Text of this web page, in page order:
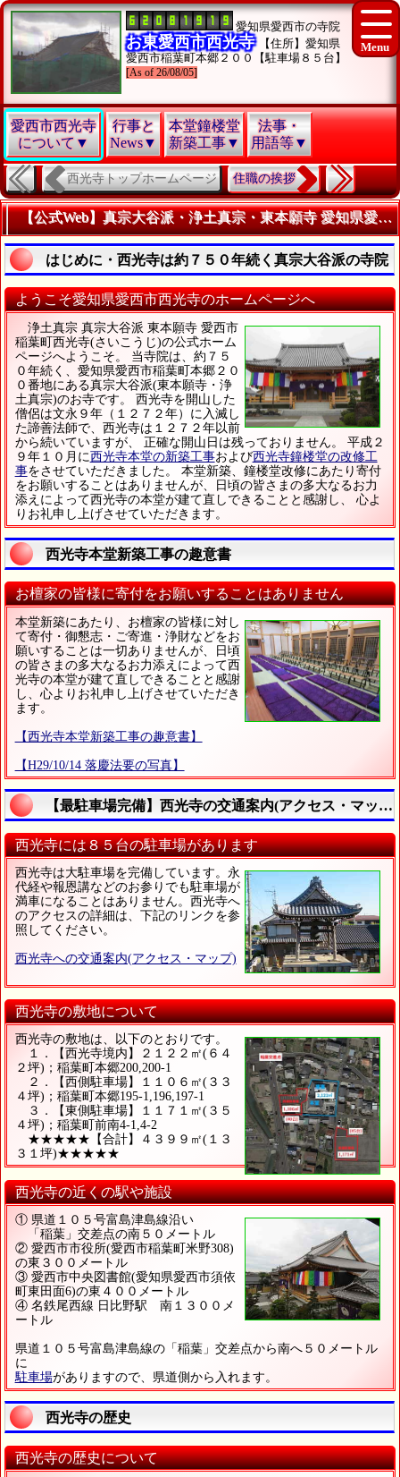
愛知県愛西市の寺院
お東愛西市西光寺
【住所】愛知県
愛西市稲葉町本郷２００【駐車場８５台】
[As of 26/08/05]
愛西市西光寺
について▼
行事と
News▼
本堂鐘楼堂
新築工事▼
法事・
用語等▼
西光寺トップホームページ 住職の挨拶
【公式Web】真宗大谷派・浄土真宗・東本願寺 愛知県愛西市西光寺
はじめに・西光寺は約７５０年続く真宗大谷派の寺院
ようこそ愛知県愛西市西光寺のホームページへ
浄土真宗 真宗大谷派 東本願寺 愛西市
稲葉町西光寺(さいこうじ)の公式ホーム
ページへようこそ。 当寺院は、約７５
０年続く、愛知県愛西市稲葉町本郷２０
０番地にある真宗大谷派(東本願寺・浄
土真宗)のお寺です。 西光寺を開山した
僧侶は文永９年（１２７２年）に入滅し
た諦善法師で、西光寺は１２７２年以前
から続いていますが、 正確な開山日は残っておりません。 平成２
９年１０月に西光寺本堂の新築工事および西光寺鐘楼堂の改修工
事をさせていただきました。 本堂新築、鐘楼堂改修にあたり寄付
をお願いすることはありませんが、日頃の皆さまの多大なるお力
添えによって西光寺の本堂が建て直しできることと感謝し、 心よ
りお礼申し上げさせていただきます。
西光寺本堂新築工事の趣意書
お檀家の皆様に寄付をお願いすることはありません
本堂新築にあたり、お檀家の皆様に対し
て寄付・御懇志・ご寄進・浄財などをお
願いすることは一切ありませんが、日頃
の皆さまの多大なるお力添えによって西
光寺の本堂が建て直しできることと感謝
し、心よりお礼申し上げさせていただき
ます。
【西光寺本堂新築工事の趣意書】
【H29/10/14 落慶法要の写真】
【最駐車場完備】西光寺の交通案内(アクセス・マップ)
西光寺には８５台の駐車場があります
西光寺は大駐車場を完備しています。永
代経や報恩講などのお参りでも駐車場が
満車になることはありません。西光寺へ
のアクセスの詳細は、下記のリンクを参
照してください。
西光寺への交通案内(アクセス・マップ)
西光寺の敷地について
西光寺の敷地は、以下のとおりです。
１．【西光寺境内】２１２２㎡(６４
２坪)；稲葉町本郷200,200-1
２．【西側駐車場】１１０６㎡(３３
４坪)；稲葉町本郷195-1,196,197-1
３．【東側駐車場】１１７１㎡(３５
４坪)；稲葉町前南4-1,4-2
★★★★★【合計】４３９９㎡(１３
３１坪)★★★★★
西光寺の近くの駅や施設
① 県道１０５号富島津島線沿い
「稲葉」交差点の南５０メートル
② 愛西市市役所(愛西市稲葉町米野308)
の東３００メートル
③ 愛西市中央図書館(愛知県愛西市須依
町東田面6)の東４００メートル
④ 名鉄尾西線 日比野駅 南１３００メ
ートル
県道１０５号富島津島線の「稲葉」交差点から南へ５０メートル
に
駐車場がありますので、県道側から入れます。
西光寺の歴史
西光寺の歴史について